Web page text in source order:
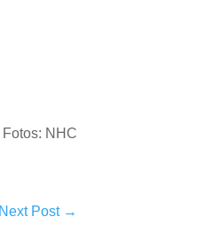
Fotos: NHC
Post→